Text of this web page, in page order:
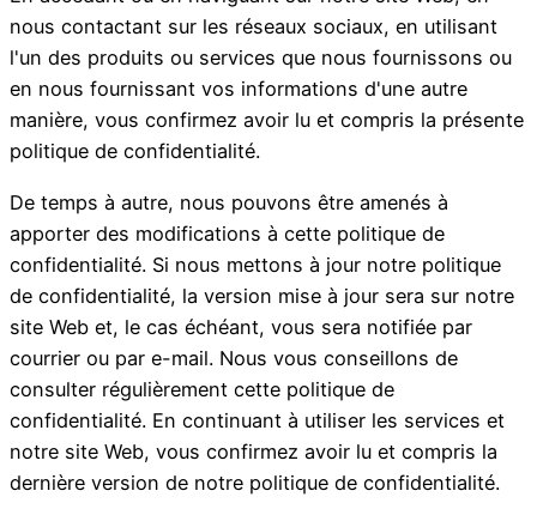
nous contactant sur les réseaux sociaux, en utilisant
l'un des produits ou services que nous fournissons ou
en nous fournissant vos informations d'une autre
manière, vous confirmez avoir lu et compris la présente
politique de confidentialité.
De temps à autre, nous pouvons être amenés à
apporter des modifications à cette politique de
confidentialité. Si nous mettons à jour notre politique
de confidentialité, la version mise à jour sera sur notre
site Web et, le cas échéant, vous sera notifiée par
courrier ou par e-mail. Nous vous conseillons de
consulter régulièrement cette politique de
confidentialité. En continuant à utiliser les services et
notre site Web, vous confirmez avoir lu et compris la
dernière version de notre politique de confidentialité.